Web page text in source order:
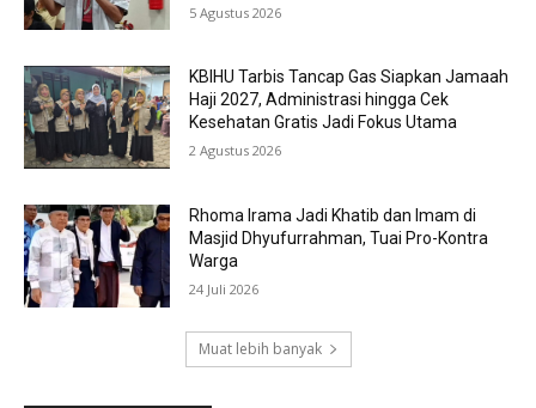
5 Agustus 2026
KBIHU Tarbis Tancap Gas Siapkan Jamaah
Haji 2027, Administrasi hingga Cek
Kesehatan Gratis Jadi Fokus Utama
2 Agustus 2026
Rhoma Irama Jadi Khatib dan Imam di
Masjid Dhyufurrahman, Tuai Pro-Kontra
Warga
24 Juli 2026
Muat lebih banyak